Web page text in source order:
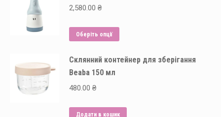
2,580.00 ₴
Оберіть опції
має
можна
Склянний контейнер для зберігання
Beaba 150 мл
480.00 ₴
Додати в кошик